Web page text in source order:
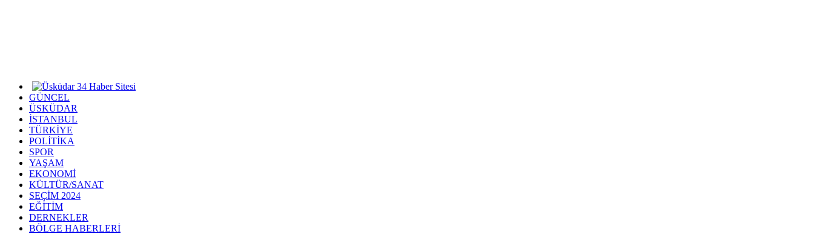
GÜNCEL
ÜSKÜDAR
İSTANBUL
TÜRKİYE
POLİTİKA
SPOR
YAŞAM
EKONOMİ
KÜLTÜR/SANAT
SEÇİM 2024
EĞİTİM
DERNEKLER
BÖLGE HABERLERİ